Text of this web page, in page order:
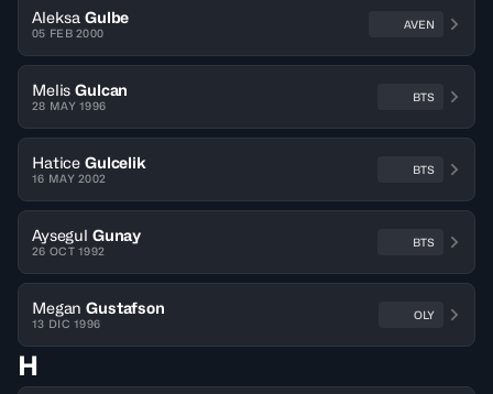
Aleksa Gulbe
05 FEB 2000
AVEN
Melis Gulcan
28 MAY 1996
BTS
Hatice Gulcelik
16 MAY 2002
BTS
Aysegul Gunay
26 OCT 1992
BTS
Megan Gustafson
13 DIC 1996
OLY
H